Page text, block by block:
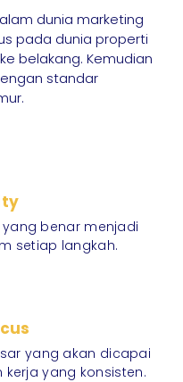
dunia marketing
pada dunia properti
belakang. Kemudian
standar
yang benar menjadi
setiap langkah.
yang akan dicapai
yang konsisten.